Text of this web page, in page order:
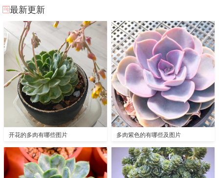
最新更新
开花的多肉有哪些图片 多肉紫色的有哪些及图片